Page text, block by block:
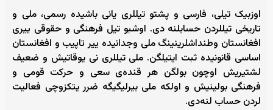
اوزبیک تیلی، فارسی و پشتو تیللری یانی باشیده رسمی، ملی و
تاریخی تیللردن حسابلنه دی. اوشبو تیل فرهنگی و حقوقی ییری
افغانستان وطنداشلرینینگ ملی وجدانیده ییر تاپیب و افغانستان
اساسی قانونیده ثبت ایتیلگن. ملی تیللری نی یوقاتیش و ضعیف
لشتیریش اوچون بولگن هر قنده‌ی سعی و حرکت قومی و
فرهنگی بولینیش و اولکه ملی بیرلیگیگه ضرر یتکزوچی فعالیت
لردن حساب لنه‌دی.